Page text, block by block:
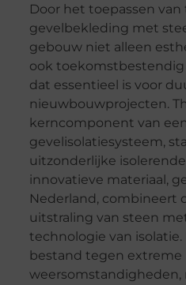
Door het toepassen
gevelbekleding met
gebouw niet alleen
ook
dat essentieel is voor
nieuwbouwprojecten.
kerncomponent van
gevelisolatiesysteem,
uitzonderlijke
innovatieve materiaal,
Nederland, combineert
uitstraling van steen
technologie van
bestand tegen extreme
weersomstandigheden,